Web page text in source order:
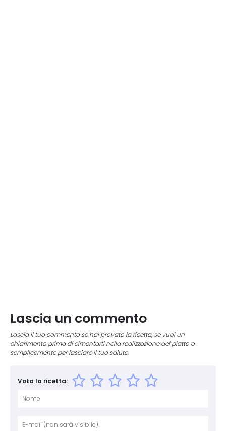
Lascia un commento
Lascia il tuo commento se hai provato la ricetta, se vuoi un
chiarimento prima di cimentarti nella realizzazione del piatto o
semplicemente per lasciare il tuo saluto.
Vota la ricetta: